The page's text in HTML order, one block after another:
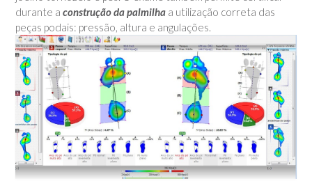
durante a construção da palmilha a utilização correta das
peças podais: pressão, altura e angulações.